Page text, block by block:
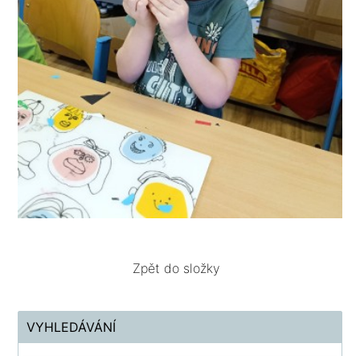
Zpět do složky
VYHLEDÁVÁNÍ